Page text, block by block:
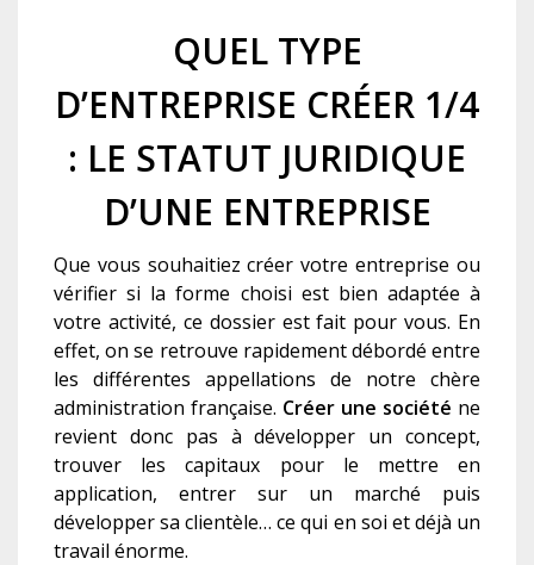
QUEL TYPE
D’ENTREPRISE CRÉER 1/4
: LE STATUT JURIDIQUE
D’UNE ENTREPRISE
Que vous souhaitiez créer votre entreprise ou
vérifier si la forme choisi est bien adaptée à
votre activité, ce dossier est fait pour vous. En
effet, on se retrouve rapidement débordé entre
les différentes appellations de notre chère
administration française. Créer une société ne
revient donc pas à développer un concept,
trouver les capitaux pour le mettre en
application, entrer sur un marché puis
développer sa clientèle… ce qui en soi et déjà un
travail énorme.